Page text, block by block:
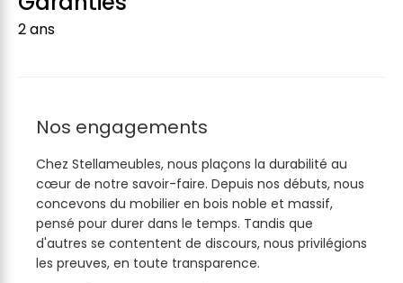
2 ans
Nos engagements
Chez Stellameubles, nous plaçons la durabilité au
cœur de notre savoir-faire. Depuis nos débuts, nous
concevons du mobilier en bois noble et massif,
pensé pour durer dans le temps. Tandis que
d'autres se contentent de discours, nous privilégions
les preuves, en toute transparence.